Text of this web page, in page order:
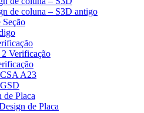
de coluna – S3D antigo
Seção
Verificação
A23
de Placa
de Placa